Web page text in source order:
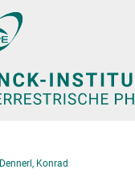
Dennerl, Konrad